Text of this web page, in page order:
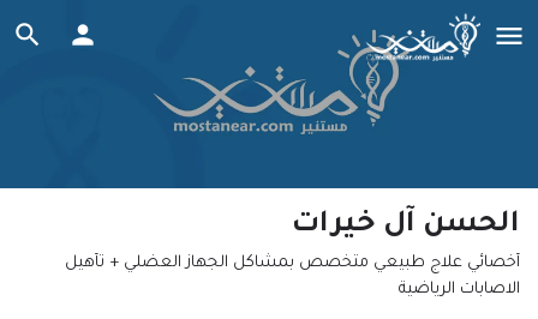
الحسن آل خيرات
أخصائي علاج طبيعي متخصص بمشاكل الجهاز العضلي + تأهيل
الاصابات الرياضية